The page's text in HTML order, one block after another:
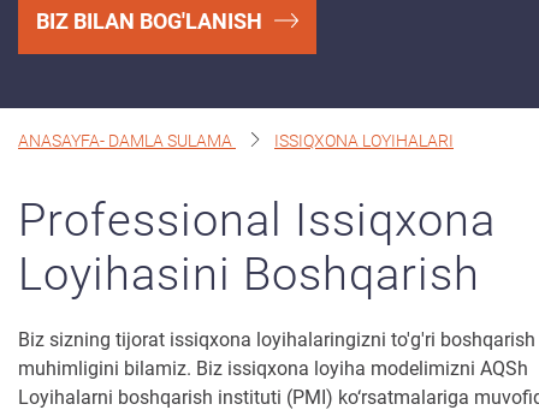
Loyihalar Boshqaruvi
Ekin Malumotlari
Raqamli Qishloq Xojaligi
BarqarorQishloq Xojaligi
Haqimizda
BIZ BILAN BOG'LANISH
ANASAYFA- DAMLA SULAMA ISSIQXONA LOYIHALARI
Professional Issiqxona
Loyihasini Boshqarish
Biz sizning tijorat issiqxona loyihalaringizni to'g'ri boshqarish
muhimligini bilamiz. Biz issiqxona loyiha modelimizni AQSh
Loyihalarni boshqarish instituti (PMI) ko‘rsatmalariga